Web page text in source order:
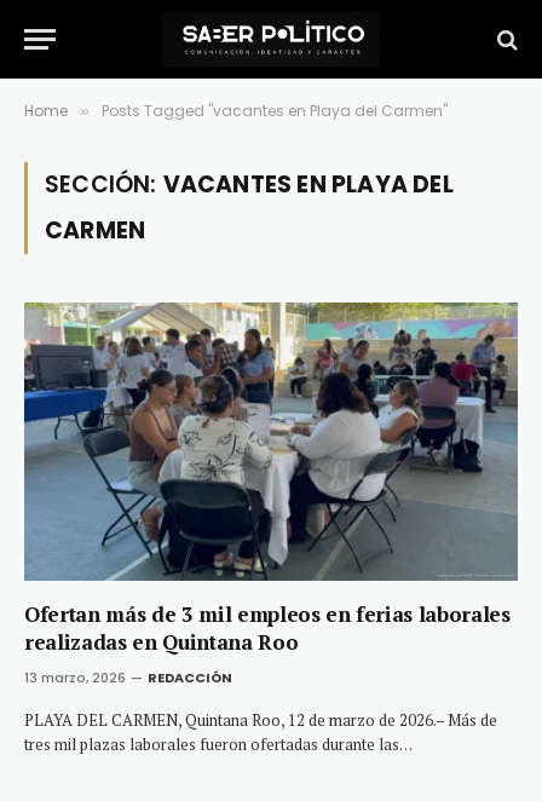
Home » Posts Tagged "vacantes en Playa del Carmen"
SECCIÓN: VACANTES EN PLAYA DEL
CARMEN
Ofertan más de 3 mil empleos en ferias laborales
realizadas en Quintana Roo
13 marzo, 2026 REDACCIÓN
PLAYA DEL CARMEN, Quintana Roo, 12 de marzo de 2026.– Más de
tres mil plazas laborales fueron ofertadas durante las…